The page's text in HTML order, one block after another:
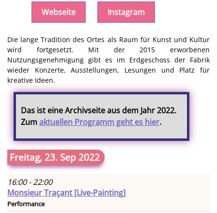
Webseite Instagram
Die lange Tradition des Ortes als Raum für Kunst und Kultur
wird fortgesetzt. Mit der 2015 erworbenen
Nutzungsgenehmigung gibt es im Erdgeschoss der Fabrik
wieder Konzerte, Ausstellungen, Lesungen und Platz für
kreative Ideen.
Das ist eine Archivseite aus dem Jahr 2022.
Zumaktuellen Programm geht es hier.
Freitag, 23. Sep 2022
16:00 - 22:00
Monsieur Traçant [Live-Painting]
Performance